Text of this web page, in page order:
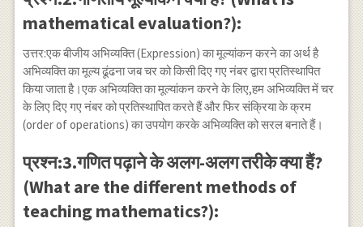
mathematical evaluation?):
उत्तर:एक बीजीय अभिव्यक्ति (Expression) का मूल्यांकन करने का अर्थ है
अभिव्यक्ति का मूल्य ढूंढना जब चर को किसी दिए गए नंबर द्वारा प्रतिस्थापित
किया जाता है।एक अभिव्यक्ति का मूल्यांकन करने के लिए,हम अभिव्यक्ति में चर
के लिए दिए गए नंबर को प्रतिस्थापित करते हैं और फिर संक्रिया के क्रम
(order of operations) का उपयोग करके अभिव्यक्ति को सरल बनाते हैं।
प्रश्न:3.गणित पढ़ाने के अलग-अलग तरीके क्या हैं?
(What are the different methods of
teaching mathematics?):